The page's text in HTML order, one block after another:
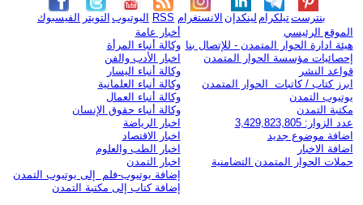
الفيسبوك التويتر اليوتيوب RSS الانستغرام لينكدإن تيلكرامبنترست
الموقع الرئيسي
هيئة ادارة الحوار المتمدن - للإتصال بنا
إحصائيات مؤسسة الحوار المتمدن
قواعد النشر
ابرز كتاب / كاتبات الحوار المتمدن
يوتيوب التمدن
مكتبة التمدن
عدد الزوار: 3,429,823,805
اضافة موضوع جديد
اضافة الاخبار
حملات الحوار المتمدن التضامنية
أخبار عامة
وكالة أنباء المرأة
اخبار الأدب والفن
وكالة أنباء اليسار
وكالة أنباء العلمانية
وكالة أنباء العمال
وكالة أنباء حقوق الإنسان
اخبار الرياضة
اخبار الاقتصاد
اخبار الطب والعلوم
اخبار التمدن
إضافة يوتيوب-فلم إلى يوتيوب التمدن
إضافة كتاب إلى مكتبة التمدن